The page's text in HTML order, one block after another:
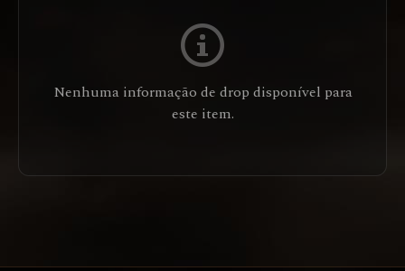
Nenhuma informação de drop disponível para
este item.